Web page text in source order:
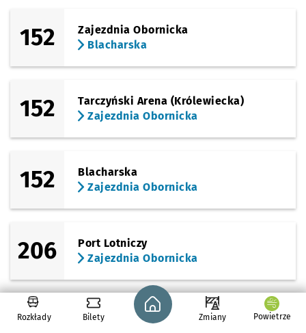
152
Zajezdnia Obornicka
Blacharska
152
Tarczyński Arena (Królewiecka)
Zajezdnia Obornicka
152
Blacharska
Zajezdnia Obornicka
206
Port Lotniczy
Zajezdnia Obornicka
241
Petrusewicza
Rozkłady Bilety
Strona główna - wroclaw.pl
Zmiany Powietrze